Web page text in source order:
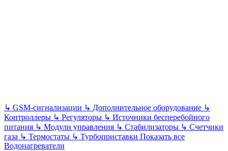
↳ GSM-сигнализации ↳ Дополнительное оборудование ↳
Контроллеры ↳ Регуляторы ↳ Источники бесперебойного
питания ↳ Модули управления ↳ Стабилизаторы ↳ Счетчики
газа ↳ Термостаты ↳ Турбоприставки Показать все
Водонагреватели